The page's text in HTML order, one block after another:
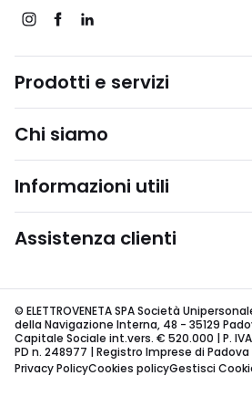
Prodotti e servizi
Chi siamo
Informazioni utili
Assistenza clienti
© ELETTROVENETA SPA Società
della Navigazione Interna, 48 - 35129
Capitale Sociale int.vers. € 520.000 | P. IVA
PD n. 248977 | Registro Imprese di Padova
Privacy PolicyCookies policyGestisci